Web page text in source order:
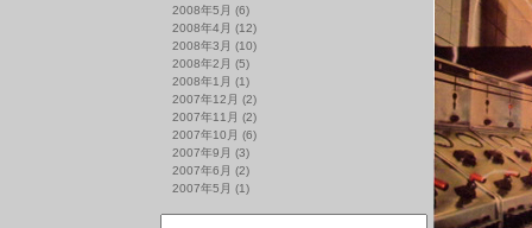
2008年5月 (6)
2008年4月 (12)
2008年3月 (10)
2008年2月 (5)
2008年1月 (1)
2007年12月 (2)
2007年11月 (2)
2007年10月 (6)
2007年9月 (3)
2007年6月 (2)
2007年5月 (1)